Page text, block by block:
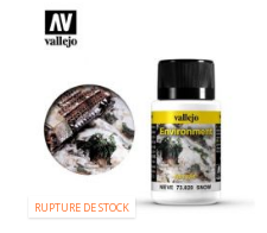
RUPTURE DE STOCK